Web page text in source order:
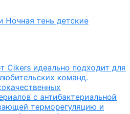
Ночная тень детские
Cikers идеально подходит для
команд.
с антибактериальной
терморегуляцию и